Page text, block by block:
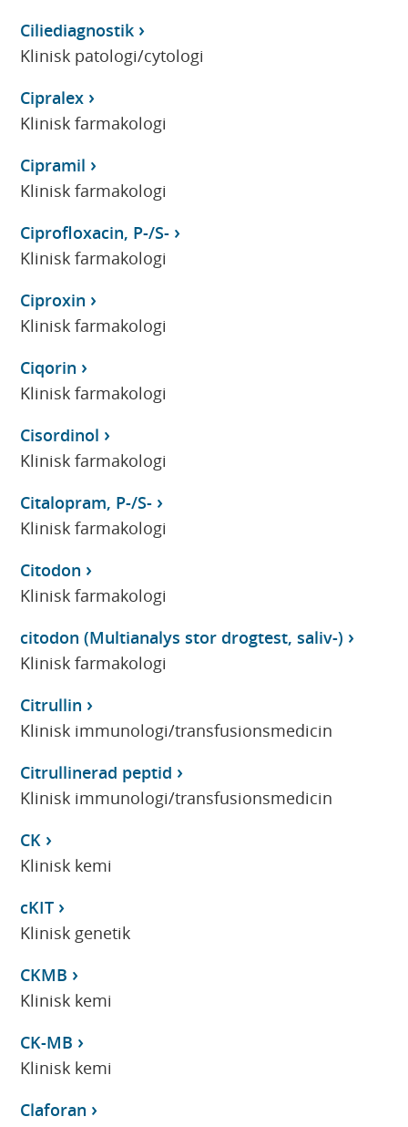
Ciliediagnostik
Klinisk patologi/cytologi
Cipralex
Klinisk farmakologi
Cipramil
Klinisk farmakologi
Ciprofloxacin, P-/S-
Klinisk farmakologi
Ciproxin
Klinisk farmakologi
Ciqorin
Klinisk farmakologi
Cisordinol
Klinisk farmakologi
Citalopram, P-/S-
Klinisk farmakologi
Citodon
Klinisk farmakologi
citodon (Multianalys stor drogtest, saliv-)
Klinisk farmakologi
Citrullin
Klinisk immunologi/transfusionsmedicin
Citrullinerad peptid
Klinisk immunologi/transfusionsmedicin
CK
Klinisk kemi
cKIT
Klinisk genetik
CKMB
Klinisk kemi
CK-MB
Klinisk kemi
Claforan